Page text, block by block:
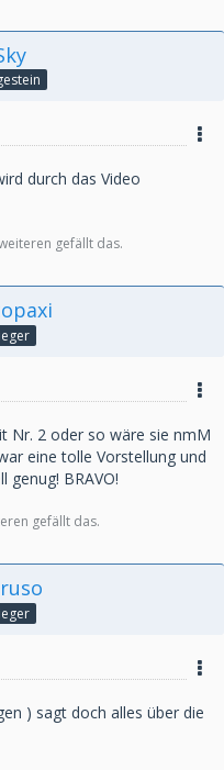
durch das Video
gefällt das.
Nr. 2 oder so wäre sie nmM
eine tolle Vorstellung und
genug! BRAVO!
gefällt das.
) sagt doch alles über die